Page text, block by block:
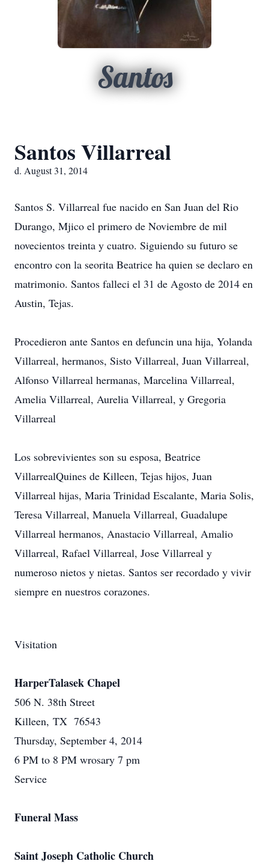
Santos
Santos Villarreal
d. August 31, 2014
Santos S. Villarreal fue nacido en San Juan del Rio
Durango, Mjico el primero de Noviembre de mil
novecientos treinta y cuatro. Siguiendo su futuro se
encontro con la seorita Beatrice ha quien se declaro en
matrimonio. Santos falleci el 31 de Agosto de 2014 en
Austin, Tejas.
Procedieron ante Santos en defuncin una hija, Yolanda
Villarreal, hermanos, Sisto Villarreal, Juan Villarreal,
Alfonso Villarreal hermanas, Marcelina Villarreal,
Amelia Villarreal, Aurelia Villarreal, y Gregoria
Villarreal
Los sobrevivientes son su esposa, Beatrice
VillarrealQuines de Killeen, Tejas hijos, Juan
Villarreal hijas, Maria Trinidad Escalante, Maria Solis,
Teresa Villarreal, Manuela Villarreal, Guadalupe
Villarreal hermanos, Anastacio Villarreal, Amalio
Villarreal, Rafael Villarreal, Jose Villarreal y
numeroso nietos y nietas. Santos ser recordado y vivir
siempre en nuestros corazones.
Visitation
HarperTalasek Chapel
506 N. 38th Street
Killeen, TX 76543
Thursday, September 4, 2014
6 PM to 8 PM wrosary 7 pm
Service
Funeral Mass
Saint Joseph Catholic Church